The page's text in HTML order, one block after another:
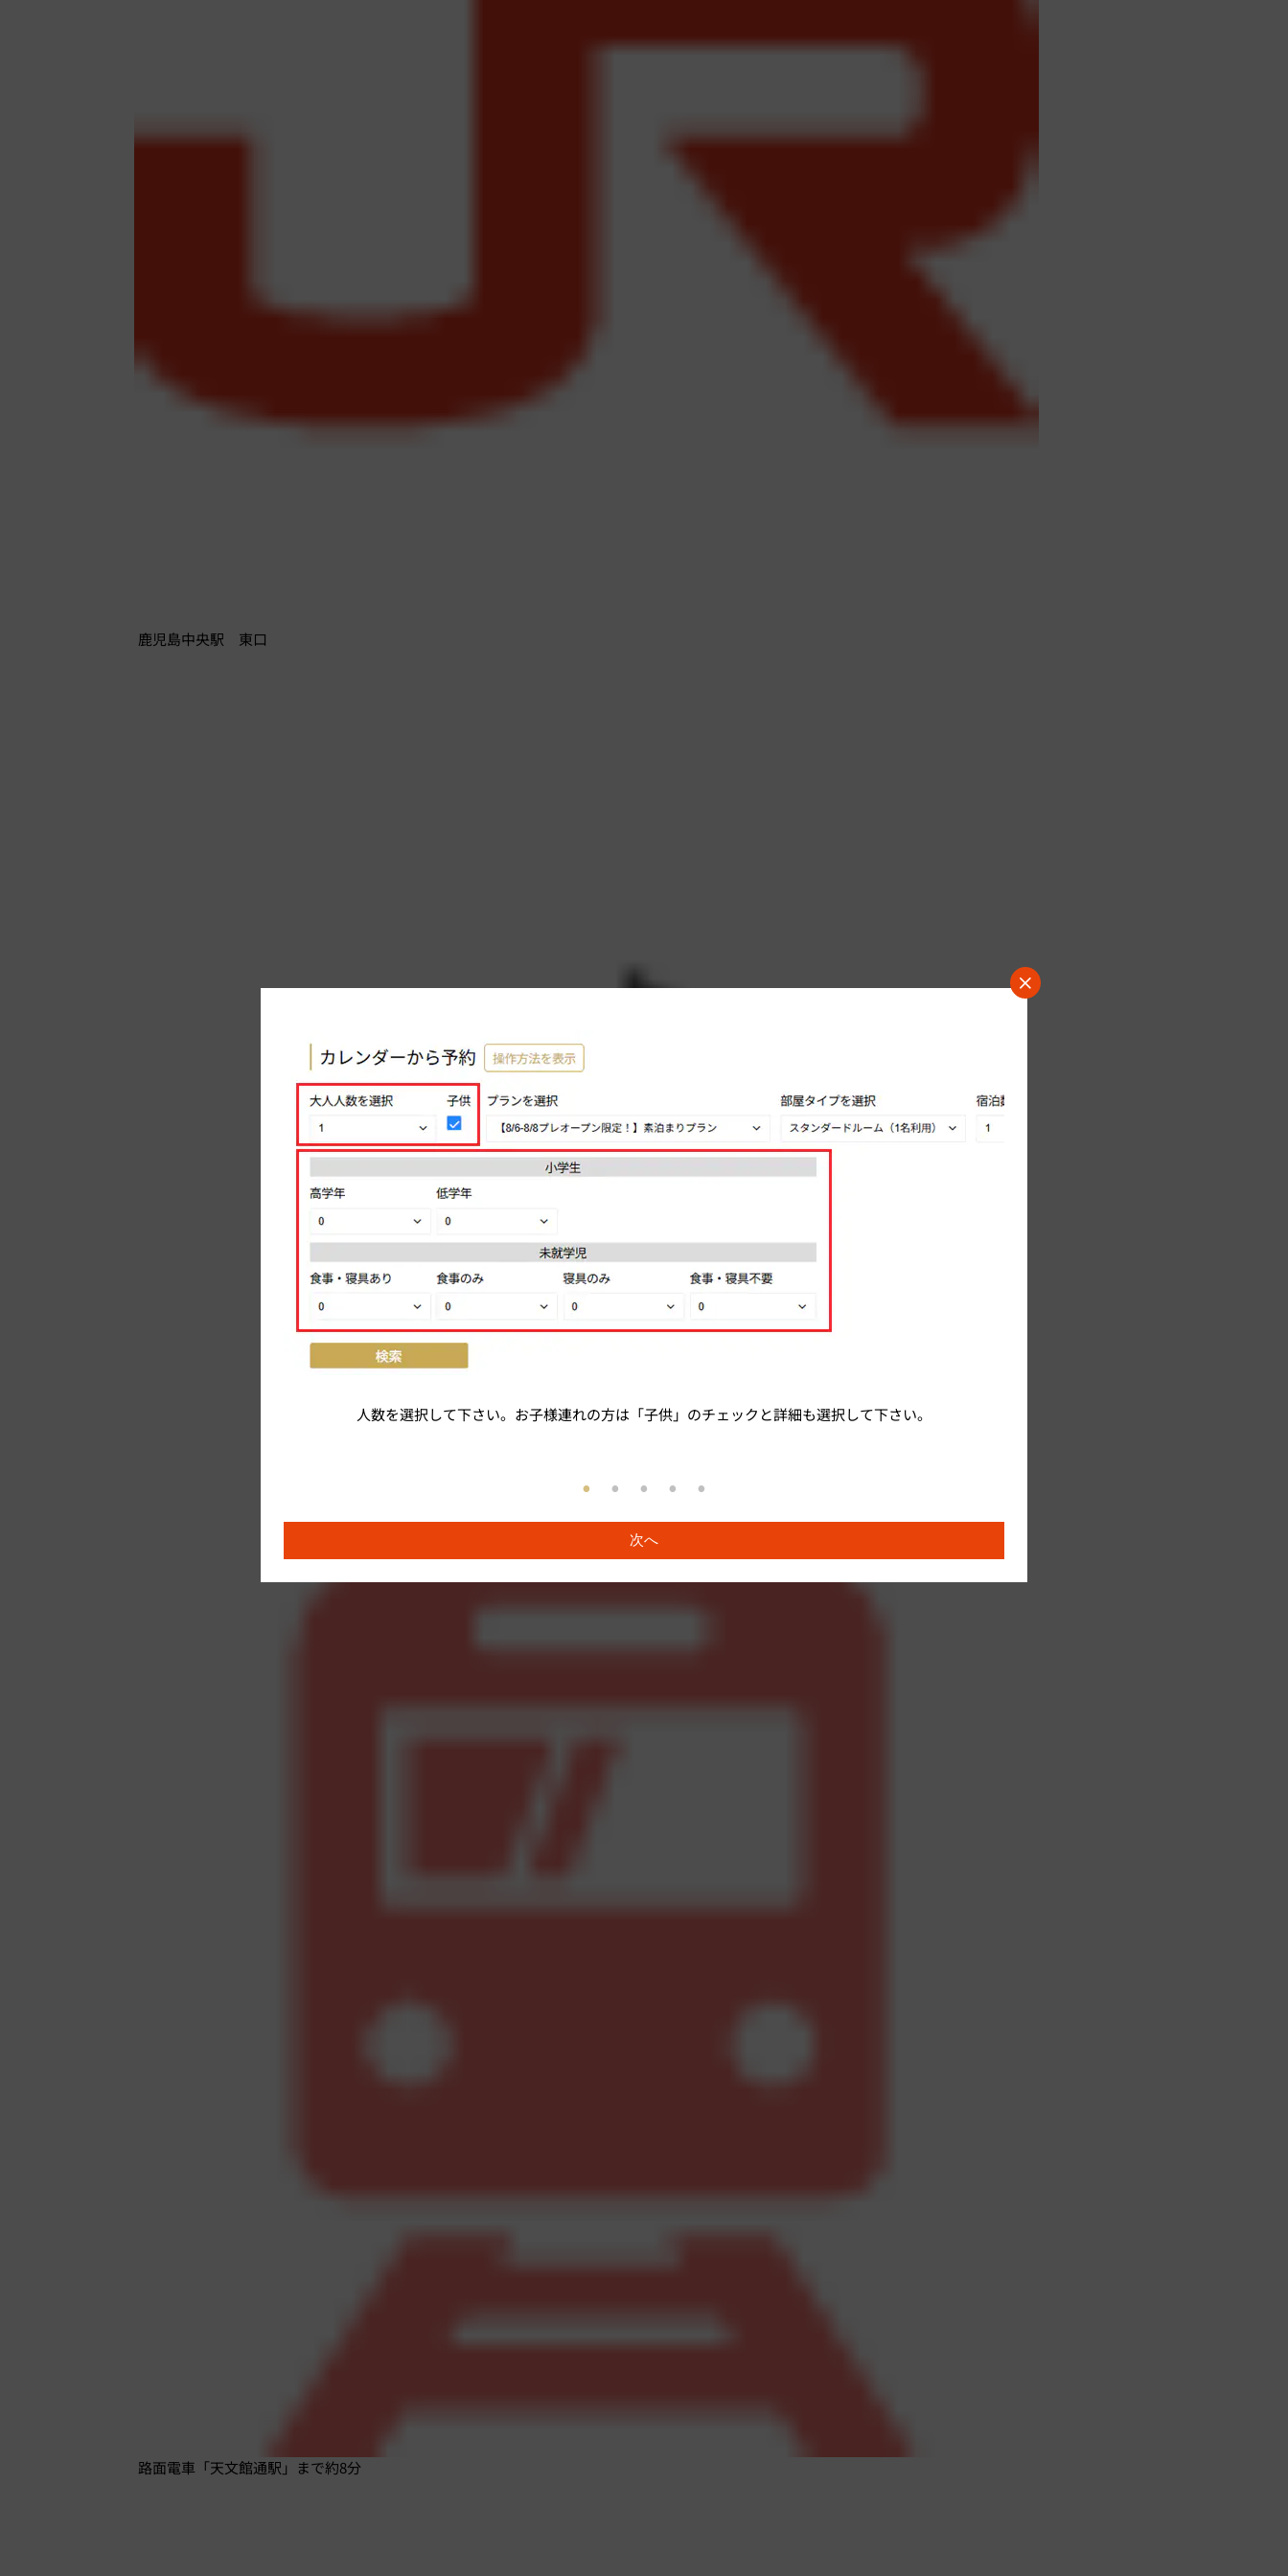
人数を選択して下さい。お子様連れの方は「子供」のチェックと詳細も選択して下さい。
次へ
鹿児島中央駅 東口
路面電車「天文館通駅」まで約8分